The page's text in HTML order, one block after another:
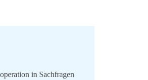
in Sachfragen